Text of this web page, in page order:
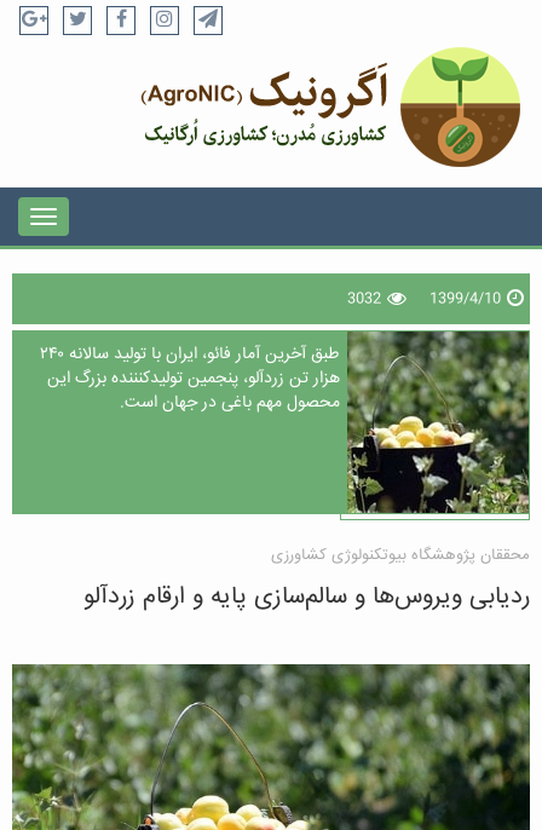
1399/4/10
3032
طبق آخرین آمار فائو، ایران با تولید سالانه ۲۴۰
هزار تن زردآلو، پنجمین تولیدکنننده بزرگ این
محصول مهم باغی در جهان است.
محققان پژوهشگاه بیوتکنولوژی کشاورزی
ردیابی ویروس‌ها و سالم‌سازی پایه و ارقام زردآلو